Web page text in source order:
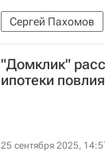
Сергей Пахомов
"Домклик"
ипотеки
25 сентября 2025,